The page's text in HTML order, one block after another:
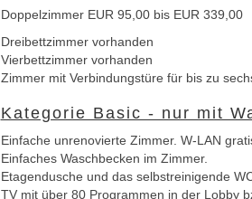
Doppelzimmer EUR 95,00 bis EUR 339,00
Dreibettzimmer vorhanden
Vierbettzimmer vorhanden
Zimmer mit Verbindungstüre für bis zu
Kategorie Basic - nur mit
Einfache unrenovierte Zimmer. W-LAN
Einfaches Waschbecken im Zimmer.
Etagendusche und das selbstreinigende
TV mit über 80 Programmen in der Lobby